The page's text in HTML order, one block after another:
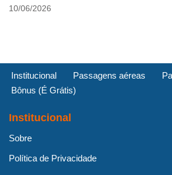
10/06/2026
Institucional Passagens aéreas
Bônus (É Grátis)
Institucional
Sobre
Política de Privacidade